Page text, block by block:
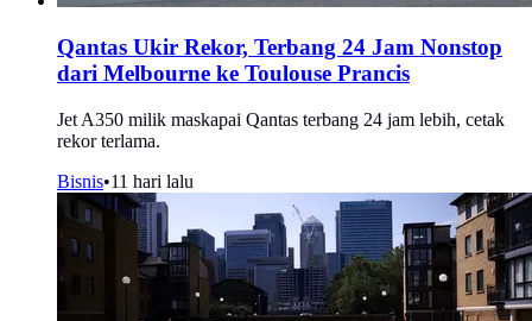
Qantas Ukir Rekor, Terbang 24 Jam Nonstop
dari Melbourne ke Toulouse Prancis
Jet A350 milik maskapai Qantas terbang 24 jam lebih, cetak
rekor terlama.
Bisnis•11 hari lalu